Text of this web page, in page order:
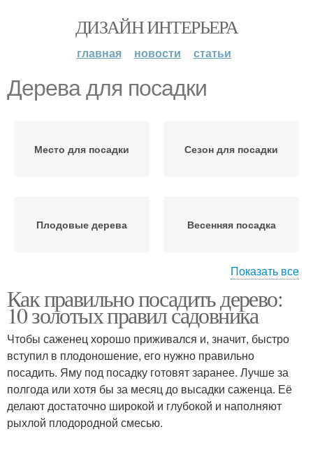
ДИЗАЙН ИНТЕРЬЕРА
главная новости статьи
Дерева для посадки
Место для посадки Сезон для посадки
Плодовые дерева Весенняя посадка
Осенняя посадка Летняя посадка
Участок для посадки Уход за посадками
Показать все
Как правильно посадить дерево:
10 золотых правил садовника
Чтобы саженец хорошо приживался и, значит, быстро
вступил в плодоношение, его нужно правильно
посадить. Яму под посадку готовят заранее. Лучше за
полгода или хотя бы за месяц до высадки саженца. Её
делают достаточно широкой и глубокой и наполняют
рыхлой плодородной смесью.